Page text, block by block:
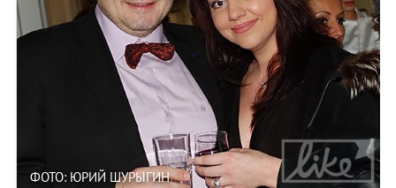
ФОТО: ЮРИЙ ШУРЫГИН